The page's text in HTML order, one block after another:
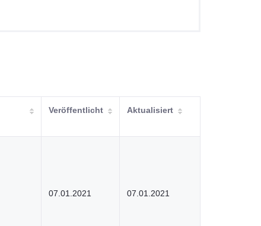
Veröffentlicht Aktualisiert
07.01.2021 07.01.2021